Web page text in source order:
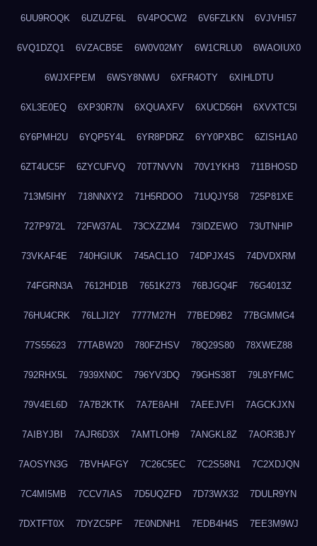
6UU9ROQK 6UZUZF6L 6V4POCW2 6V6FZLKN 6VJVHI57
6VQ1DZQ1 6VZACB5E 6W0V02MY 6W1CRLU0 6WAOIUX0
6WJXFPEM 6WSY8NWU 6XFR4OTY 6XIHLDTU
6XL3E0EQ 6XP30R7N 6XQUAXFV 6XUCD56H 6XVXTC5I
6Y6PMH2U 6YQP5Y4L 6YR8PDRZ 6YY0PXBC 6ZISH1A0
6ZT4UC5F 6ZYCUFVQ 70T7NVVN 70V1YKH3 711BHOSD
713M5IHY 718NNXY2 71H5RDOO 71UQJY58 725P81XE
727P972L 72FW37AL 73CXZZM4 73IDZEWO 73UTNHIP
73VKAF4E 740HGIUK 745ACL1O 74DPJX4S 74DVDXRM
74FGRN3A 7612HD1B 7651K273 76BJGQ4F 76G4013Z
76HU4CRK 76LLJI2Y 7777M27H 77BED9B2 77BGMMG4
77S55623 77TABW20 780FZHSV 78Q29S80 78XWEZ88
792RHX5L 7939XN0C 796YV3DQ 79GHS38T 79L8YFMC
79V4EL6D 7A7B2KTK 7A7E8AHI 7AEEJVFI 7AGCKJXN
7AIBYJBI 7AJR6D3X 7AMTLOH9 7ANGKL8Z 7AOR3BJY
7AOSYN3G 7BVHAFGY 7C26C5EC 7C2S58N1 7C2XDJQN
7C4MI5MB 7CCV7IAS 7D5UQZFD 7D73WX32 7DULR9YN
7DXTFT0X 7DYZC5PF 7E0NDNH1 7EDB4H4S 7EE3M9WJ